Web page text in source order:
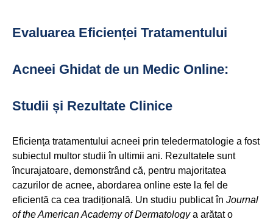
Evaluarea Eficienței Tratamentului
Acneei Ghidat de un Medic Online:
Studii și Rezultate Clinice
Eficiența tratamentului acneei prin teledermatologie a fost
subiectul multor studii în ultimii ani. Rezultatele sunt
încurajatoare, demonstrând că, pentru majoritatea
cazurilor de acnee, abordarea online este la fel de
eficientă ca cea tradițională. Un studiu publicat în Journal
of the American Academy of Dermatologya arătat o